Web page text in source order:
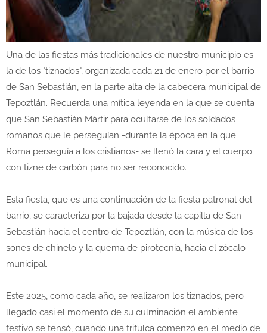
Una de las fiestas más tradicionales de nuestro municipio es
la de los "tiznados", organizada cada 21 de enero por el barrio
de San Sebastián, en la parte alta de la cabecera municipal de
Tepoztlán. Recuerda una mítica leyenda en la que se cuenta
que San Sebastián Mártir para ocultarse de los soldados
romanos que le perseguían -durante la época en la que
Roma perseguía a los cristianos- se llenó la cara y el cuerpo
con tizne de carbón para no ser reconocido.
Esta fiesta, que es una continuación de la fiesta patronal del
barrio, se caracteriza por la bajada desde la capilla de San
Sebastián hacia el centro de Tepoztlán, con la música de los
sones de chinelo y la quema de pirotecnia, hacia el zócalo
municipal.
Este 2025, como cada año, se realizaron los tiznados, pero
llegado casi el momento de su culminación el ambiente
festivo se tensó, cuando una trifulca comenzó en el medio de